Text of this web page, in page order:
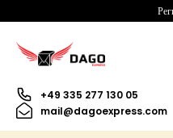
+49 335 277 130 05
mail@dagoexpress.com